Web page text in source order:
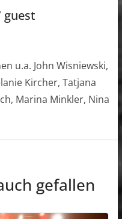
u.a. John Wisniewski,
Kircher, Tatjana
Marina Minkler, Nina
gefallen